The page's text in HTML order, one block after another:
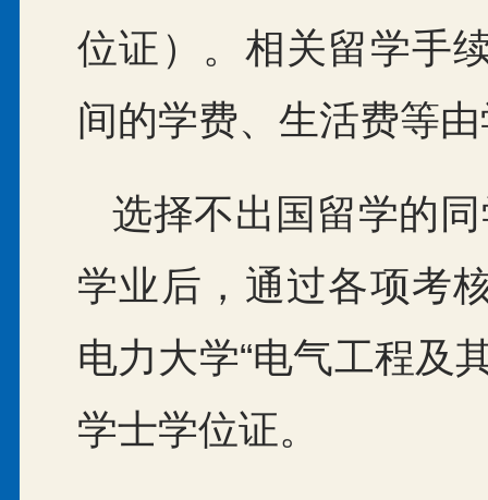
位证）。相关留学手
间的学费、生活费等
选择不出国留学的
学业后，通过各项考
电力大学“电气工程及
学士学位证。